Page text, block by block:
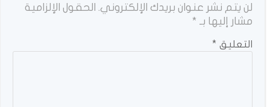
لن يتم نشر عنوان بريدك الإلكتروني. الحقول الإلزامية
مشار إليها بـ *
التعليق *